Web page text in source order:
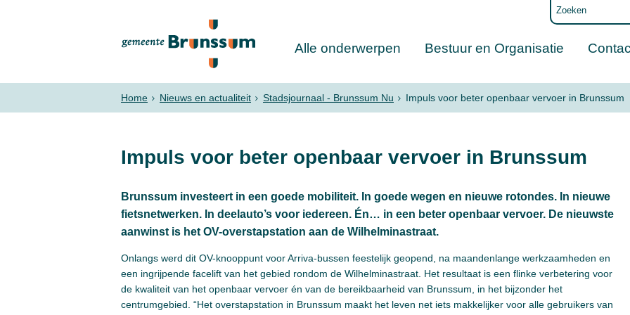
Alle onderwerpen Bestuur en Organisatie
Home Nieuws en actualiteit Stadsjournaal - Brunssum Nu Impuls voor beter openbaar vervoer in Brunssum
Impuls voor beter openbaar vervoer in Brunssum
Brunssum investeert in een goede mobiliteit. In goede wegen en nieuwe rotondes. In nieuwe
fietsnetwerken. In deelauto’s voor iedereen. Én… in een beter openbaar vervoer. De nieuwste
aanwinst is het OV-overstapstation aan de Wilhelminastraat.
Onlangs werd dit OV-knooppunt voor Arriva-bussen feestelijk geopend, na maandenlange werkzaamheden en
een ingrijpende facelift van het gebied rondom de Wilhelminastraat. Het resultaat is een flinke verbetering voor
de kwaliteit van het openbaar vervoer én van de bereikbaarheid van Brunssum, in het bijzonder het
centrumgebied. “Het overstapstation in Brunssum maakt het leven net iets makkelijker voor alle gebruikers van